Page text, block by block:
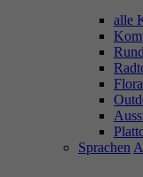
alle
Sprachen